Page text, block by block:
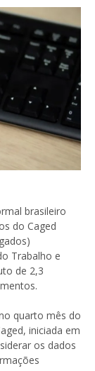
brasileiro
do Caged
Trabalho e
de 2,3
quarto mês do
iniciada em
os dados